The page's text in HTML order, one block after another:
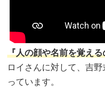
『人の顔や名前を覚え
ロイさんに対して、吉
っています。